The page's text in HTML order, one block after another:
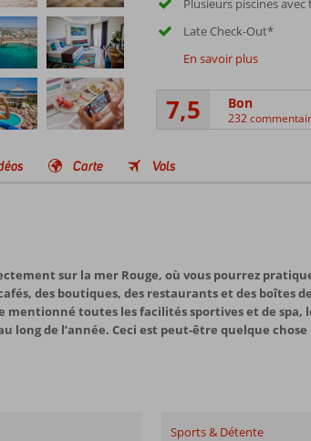
Plusieurs piscines
Late Check-Out*
En savoir plus
7,5 Bon
232
Carte Vols
sur la mer Rouge, où vous pourrez
des boutiques, des restaurants et des boîtes
mentionné toutes les facilités sportives et de
long de l’année. Ceci est peut-être quelque chose
Sports & Détente